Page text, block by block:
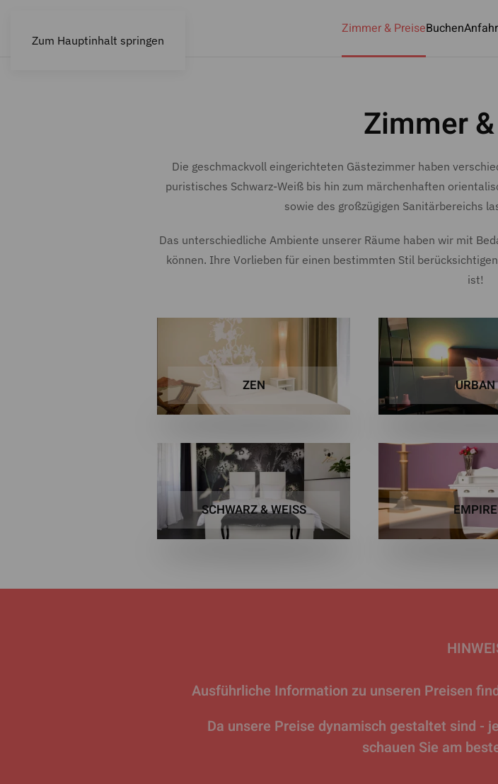
Zum Hauptinhalt springen
Zimmer & PreiseBuchen
Zimmer
Die geschmackvoll eingerichteten Gästezimmer haben
puristisches Schwarz-Weiß bis hin zum märchenhaften
sowie des großzügigen Sanitärbereichs
Das unterschiedliche Ambiente unserer Räume haben wir mit
können. Ihre Vorlieben für einen bestimmten Stil
ist!
ZEN URBAN
SCHWARZ & WEISS EMPIRE
Ausführliche Information zu unseren Preisen
Da unsere Preise dynamisch gestaltet sind -
schauen Sie am